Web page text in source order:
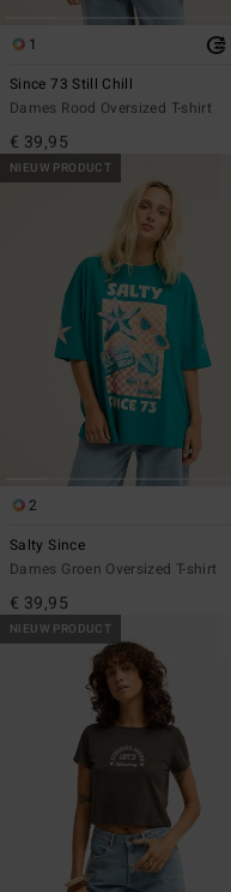
1
Since 73 Still Chill
Dames Rood Oversized T-shirt
€ 39,95
NIEUW PRODUCT
2
Salty Since
Dames Groen Oversized T-shirt
€ 39,95
NIEUW PRODUCT